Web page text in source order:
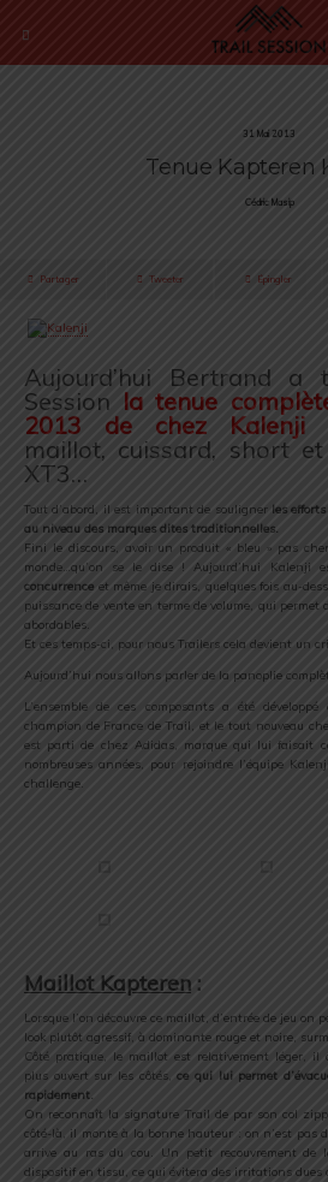
31 Mai 2013
Tenue Kapteren
Cédric Masip
Partager Tweeter Épingler
Aujourd’hui Bertrand a
Session la tenue
2013 de chez Kalenji
maillot, cuissard, short
XT3…
Tout d’abord, il est important de souligner les
au niveau des marques dites traditionnelles.
Fini le discours, avoir un produit « bleu » pas
monde…qu’on se le dise ! Aujourd’hui Kalenji
concurrence et même je dirais, quelques fois au-
puissance de vente en terme de volume, qui permet
abordables.
Et ces temps-ci, pour nous Trailers cela devient un
Aujourd’hui nous allons parler de la panoplie
L’ensemble de ces composants a été
champion de France de Trail, et le tout nouveau
est parti de chez Adidas, marque qui lui faisait
nombreuses années, pour rejoindre l’équipe
challenge.
Maillot Kapteren :
Lorsque l’on découvre ce maillot, d’entrée de jeu on
look plutôt agressif, à dominante rouge et noire,
Côté pratique, le maillot est relativement léger, il
plus ouvert sur les côtés,ce qui lui permet
rapidement.
On reconnaît la signature Trail de par son col
côté-là, il monte à la bonne hauteur : on n’est pas
arrive au ras du cou. Un petit recouvrement
dispositif en tissu, ce qui évitera des irritations dues